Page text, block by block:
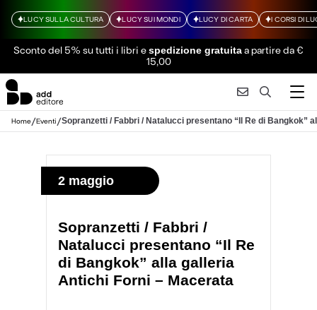
LUCY SULLA CULTURA LUCY SUI MONDI LUCY DI CARTA I CORSI DI
Sconto del 5% su tutti i libri espedizione gratuitaa partire da €
15,00
Home/Eventi/Sopranzetti / Fabbri / Natalucci presentano “Il Re di Bangkok”
2 maggio
Sopranzetti / Fabbri /
Natalucci presentano “Il Re
di Bangkok” alla galleria
Antichi Forni – Macerata